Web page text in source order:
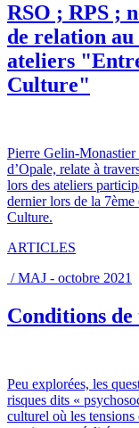
RSO ; RPS ;
de relation
ateliers
Culture"
Pierre Gelin-Monastier
d’Opale, relate à
lors des ateliers
dernier lors de la
Culture.
ARTICLES
/ MAJ - octobre 2021
Conditions
Peu explorées, les
risques dits «
culturel où les